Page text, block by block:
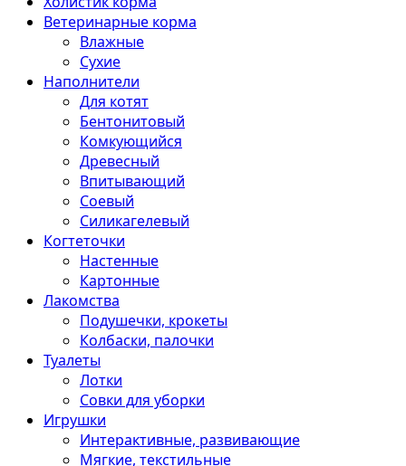
Ветеринарные корма
Влажные
Сухие
Наполнители
Для котят
Бентонитовый
Комкующийся
Древесный
Впитывающий
Соевый
Силикагелевый
Когтеточки
Настенные
Картонные
Лакомства
Подушечки, крокеты
Колбаски, палочки
Туалеты
Лотки
Совки для уборки
Игрушки
Интерактивные, развивающие
Мягкие, текстильные